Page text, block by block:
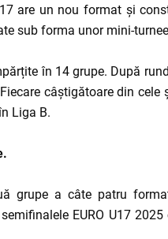
are un nou format și
sub forma unor mini-
în 14 grupe. După
câștigătoare din cele
Liga B.
grupe a câte patru
EURO U17